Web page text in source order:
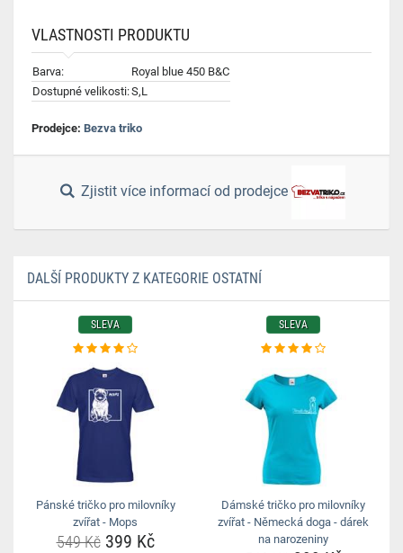
VLASTNOSTI PRODUKTU
Barva:
Royal blue 450 B&C
Dostupné velikosti:S,L
Prodejce: Bezva triko
Zjistit více informací od prodejce
DALŠÍ PRODUKTY Z KATEGORIE OSTATNÍ
SLEVA
Pánské tričko pro milovníky
zvířat - Mops
549 Kč399 Kč
SLEVA
Dámské tričko pro milovníky
zvířat - Německá doga - dárek
na narozeniny